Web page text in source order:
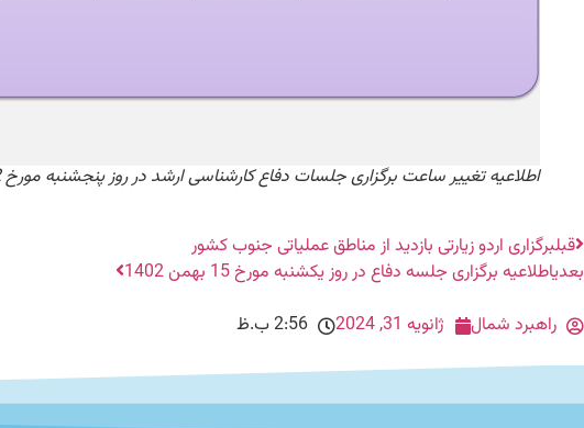
اطلاعیه تغییر ساعت برگزاری جلسات دفاع کارشناسی ارشد در روز پنجشنبه مورخ 12 بهمن 1402
قبلبرگزاری اردو زیارتی بازدید از مناطق عملیاتی جنوب کشور
بعدیاطلاعیه برگزاری جلسه دفاع در روز یکشنبه مورخ 15 بهمن 1402
راهبرد شمال
ژانویه 31, 2024 2:56 ب.ظ